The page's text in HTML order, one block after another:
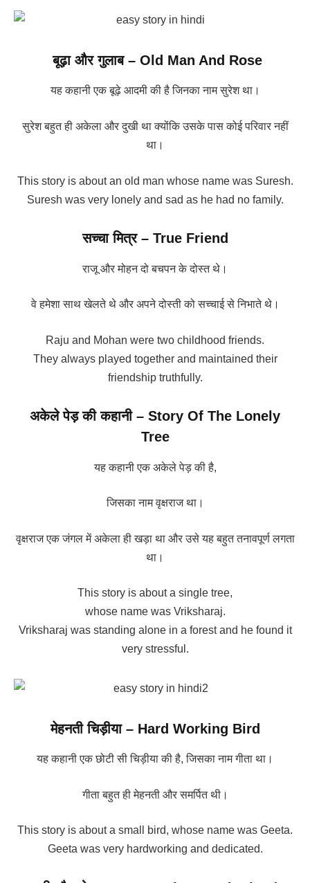
बूढ़ा और गुलाब – Old Man And Rose
यह कहानी एक बूढ़े आदमी की है जिनका नाम सुरेश था।
सुरेश बहुत ही अकेला और दुखी था क्योंकि उसके पास कोई परिवार नहीं
था।
This story is about an old man whose name was Suresh.
Suresh was very lonely and sad as he had no family.
सच्चा मित्र – True Friend
राजू और मोहन दो बचपन के दोस्त थे।
वे हमेशा साथ खेलते थे और अपने दोस्ती को सच्चाई से निभाते थे।
Raju and Mohan were two childhood friends.
They always played together and maintained their
friendship truthfully.
अकेले पेड़ की कहानी – Story Of The Lonely
Tree
यह कहानी एक अकेले पेड़ की है,
जिसका नाम वृक्षराज था।
वृक्षराज एक जंगल में अकेला ही खड़ा था और उसे यह बहुत तनावपूर्ण लगता
था।
This story is about a single tree,
whose name was Vriksharaj.
Vriksharaj was standing alone in a forest and he found it
very stressful.
मेहनती चिड़ीया – Hard Working Bird
यह कहानी एक छोटी सी चिड़ीया की है, जिसका नाम गीता था।
गीता बहुत ही मेहनती और समर्पित थी।
This story is about a small bird, whose name was Geeta.
Geeta was very hardworking and dedicated.